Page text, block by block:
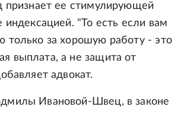
признает ее стимулирующей
индексацией. "То есть если вам
только за хорошую работу - это
выплата, а не защита от
адвокат.
Ивановой-Швец, в законе